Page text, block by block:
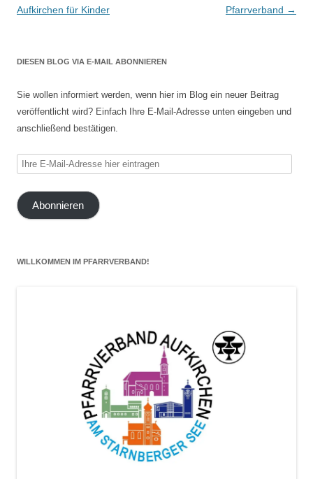
Aufkirchen für Kinder
Pfarrverband →
DIESEN BLOG VIA E-MAIL ABONNIEREN
Sie wollen informiert werden, wenn hier im Blog ein neuer Beitrag
veröffentlicht wird? Einfach Ihre E-Mail-Adresse unten eingeben und
anschließend bestätigen.
Ihre
Mail-
Adresse
Abonnieren
WILLKOMMEN IM PFARRVERBAND!